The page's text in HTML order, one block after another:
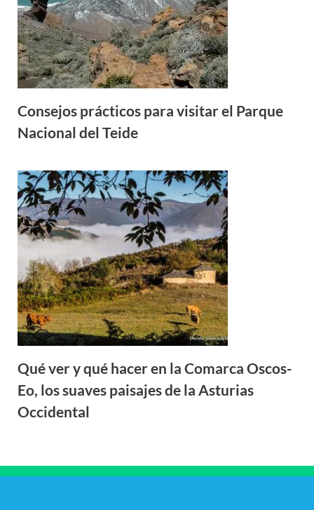
Consejos prácticos para visitar el Parque
Nacional del Teide
Qué ver y qué hacer en la Comarca Oscos-
Eo, los suaves paisajes de la Asturias
Occidental